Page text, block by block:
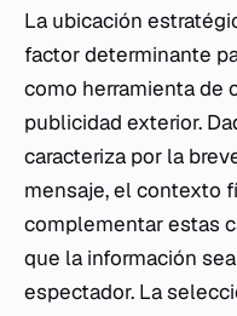
La ubicación
factor determinante
como herramienta de
publicidad exterior.
caracteriza por la
mensaje, el contexto
complementar estas
que la información
espectador. La